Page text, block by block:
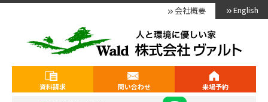
資料請求 問い合わせ 来場予約
会社概要 English